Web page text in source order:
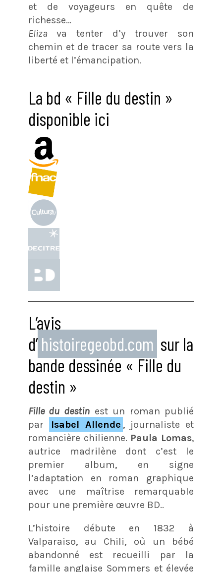
et de voyageurs en quête de
richesse…
Eliza va tenter d’y trouver son
chemin et de tracer sa route vers la
liberté et l’émancipation.
La bd « Fille du destin »
disponible ici
L’avis
d’ histoiregeobd.com sur la
bande dessinée « Fille du
destin »
Fille du destin est un roman publié
par
Isabel Allende , journaliste et
romancière chilienne. Paula Lomas,
autrice madrilène dont c’est le
premier album, en signe
l’adaptation en roman graphique
avec une maîtrise remarquable
pour une première œuvre BD..
L’histoire débute en 1832 à
Valparaiso, au Chili, où un bébé
abandonné est recueilli par la
famille anglaise Sommers et élevée